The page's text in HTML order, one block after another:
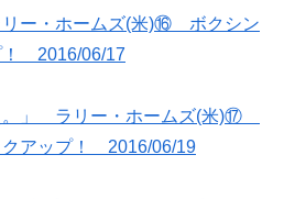
ー・ホームズ(米)⑯ ボクシン
！ 2016/06/17
。」 ラリー・ホームズ(米)⑰
クアップ！ 2016/06/19